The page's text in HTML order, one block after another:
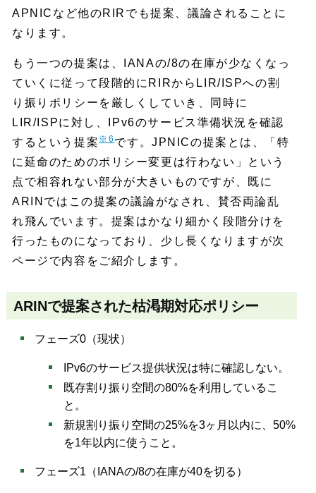
APNICなど他のRIRでも提案、議論されることに
なります。
もう一つの提案は、IANAの/8の在庫が少なくなっ
ていくに従って段階的にRIRからLIR/ISPへの割
り振りポリシーを厳しくしていき、同時に
LIR/ISPに対し、IPv6のサービス準備状況を確認
するという提案※6です。JPNICの提案とは、「特
に延命のためのポリシー変更は行わない」という
点で相容れない部分が大きいものですが、既に
ARINではこの提案の議論がなされ、賛否両論乱
れ飛んでいます。提案はかなり細かく段階分けを
行ったものになっており、少し長くなりますが次
ページで内容をご紹介します。
ARINで提案された枯渇期対応ポリシー
フェーズ0（現状）
IPv6のサービス提供状況は特に確認しない。
既存割り振り空間の80%を利用しているこ
と。
新規割り振り空間の25%を3ヶ月以内に、50%
を1年以内に使うこと。
フェーズ1（IANAの/8の在庫が40を切る）